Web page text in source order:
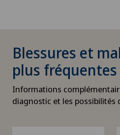
Blessures et
plus fréquentes
Informations
diagnostic et les possibilités